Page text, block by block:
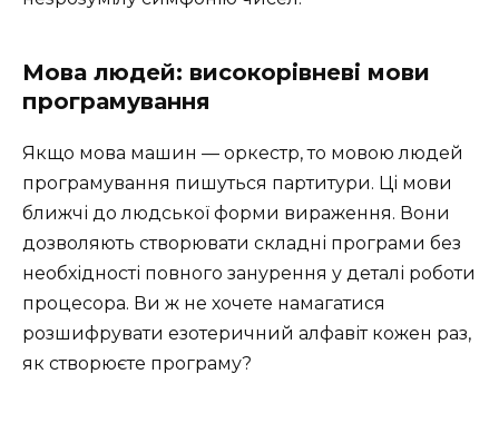
Мова людей: високорівневі мови
програмування
Якщо мова машин — оркестр, то мовою людей
програмування пишуться партитури. Ці мови
ближчі до людської форми вираження. Вони
дозволяють створювати складні програми без
необхідності повного занурення у деталі роботи
процесора. Ви ж не хочете намагатися
розшифрувати езотеричний алфавіт кожен раз,
як створюєте програму?